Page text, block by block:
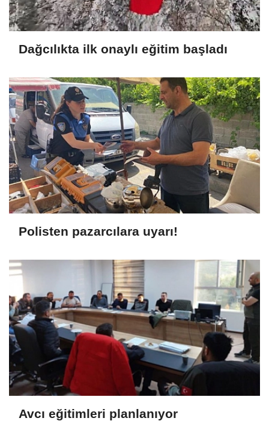
Dağcılıkta ilk onaylı eğitim başladı
Polisten pazarcılara uyarı!
Avcı eğitimleri planlanıyor